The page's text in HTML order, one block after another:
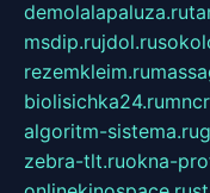
demolalapaluza.ru
msdip.rujdol.ru
rezemkleim.ru
biolisichka24.ru
algoritm-sistema.ru
zebra-tlt.ruokna-